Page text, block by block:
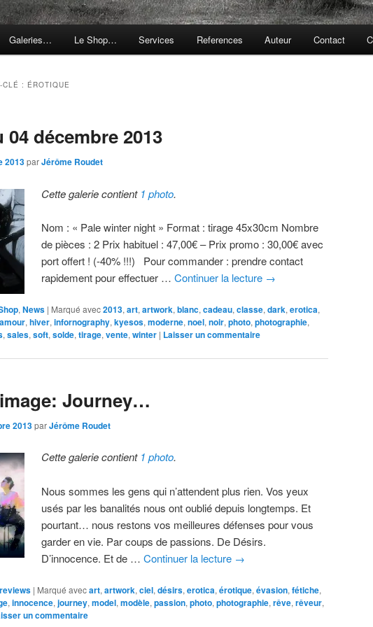
Galeries… Le Shop… Services References Auteur Contact
CLÉ : ÉROTIQUE
04 décembre 2013
2013parJérôme Roudet
Cette galerie contient 1 photo.
Nom : « Pale winter night » Format : tirage 45x30cm Nombre
de pièces : 2 Prix habituel : 47,00€ – Prix promo : 30,00€ avec
port offert ! (-40% !!!) Pour commander : prendre contact
rapidement pour effectuer …Continuer la lecture →
, News | Marqué avec2013, art, artwork, blanc, cadeau, classe, dark, erotica,
, hiver, infornography, kyesos, moderne, noel, noir, photo, photographie,
, sales, soft, solde, tirage, vente, winter | Laisser un commentaire
Journey…
2013parJérôme Roudet
Cette galerie contient 1 photo.
Nous sommes les gens qui n’attendent plus rien. Vos yeux
usés par les banalités nous ont oublié depuis longtemps. Et
pourtant… nous restons vos meilleures défenses pour vous
garder en vie. Par coups de passions. De Désirs.
D’innocence. Et de …Continuer la lecture →
| Marqué avecart, artwork, ciel, désirs, erotica, érotique, évasion, fétiche,
, innocence, journey, model, modèle, passion, photo, photographie, rêve, rêveur,
un commentaire